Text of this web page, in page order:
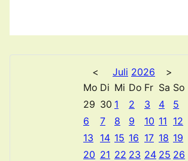
< Juli 2026
>
Mo Di Mi Do Fr Sa So
29 30 1 2 3 4
5
6
7 8 9 10 11 12
13
14 15 16 17 18 19
20 21 22 23 24 25 26